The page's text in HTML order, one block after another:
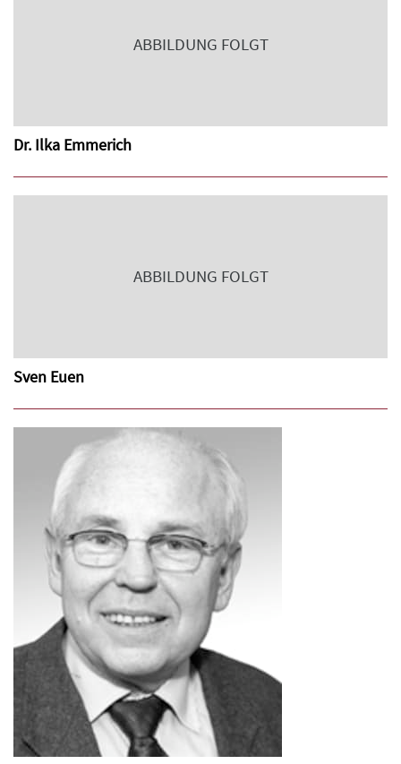
ABBILDUNG FOLGT
Dr. Ilka Emmerich
ABBILDUNG FOLGT
Sven Euen